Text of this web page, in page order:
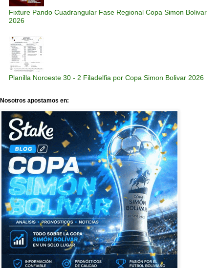
Fixture Pando Cuadrangular Fase Regional Copa Simon Bolivar
2026
Planilla Noroeste 30 - 2 Filadelfia por Copa Simon Bolivar 2026
Nosotros apostamos en: